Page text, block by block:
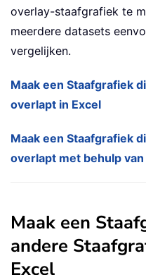
overlay-staafgrafiek te
meerdere datasets
vergelijken.
Maak een Staafgrafiek
overlapt in Excel
Maak een Staafgrafiek
overlapt met behulp
Maak een
andere
Excel